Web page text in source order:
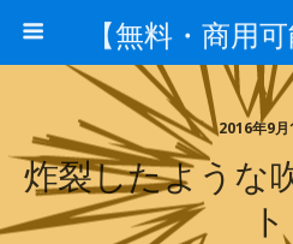
2016年9月
炸裂したような
ト